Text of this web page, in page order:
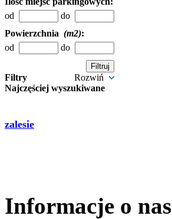
od
do
Powierzchnia (m2):
od
do
Filtry
Rozwiń
Najczęściej wyszukiwane
zalesie
Informacje o nas